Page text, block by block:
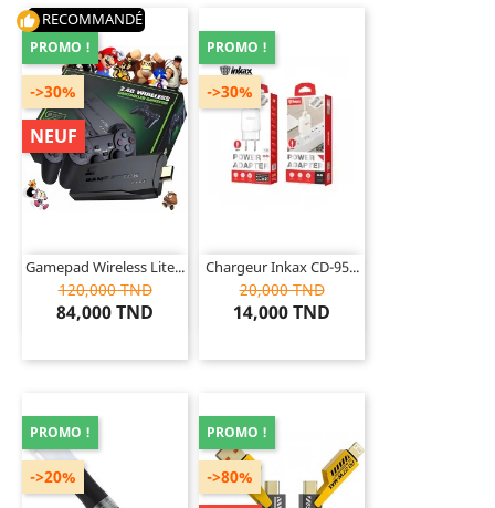
thumb_up RECOMMANDÉ
Gamepad Wireless Lite...
120,000 TND
84,000 TND
PROMO !
->30%
NEUF
Chargeur Inkax CD-95...
20,000 TND
14,000 TND
PROMO !
->30%
PROMO !
->20%
PROMO !
->80%